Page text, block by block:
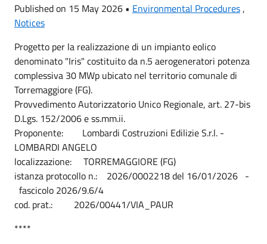
Published on 15 May 2026 • Environmental Procedures ,
Notices
Progetto per la realizzazione di un impianto eolico
denominato "Iris" costituito da n.5 aerogeneratori potenza
complessiva 30 MWp ubicato nel territorio comunale di
Torremaggiore (FG).
Provvedimento Autorizzatorio Unico Regionale, art. 27-bis
D.Lgs. 152/2006 e ss.mm.ii.
Proponente: Lombardi Costruzioni Edilizie S.r.l. -
LOMBARDI ANGELO
localizzazione: TORREMAGGIORE (FG)
istanza protocollo n.: 2026/0002218 del 16/01/2026 -
fascicolo 2026/9.6/4
cod. prat.: 2026/00441/VIA_PAUR
****